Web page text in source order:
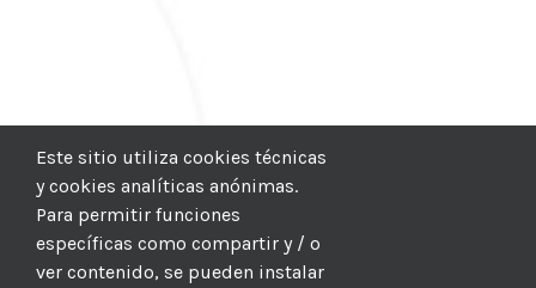
Este sitio utiliza cookies técnicas
y cookies analíticas anónimas.
Para permitir funciones
específicas como compartir y / o
ver contenido, se pueden instalar